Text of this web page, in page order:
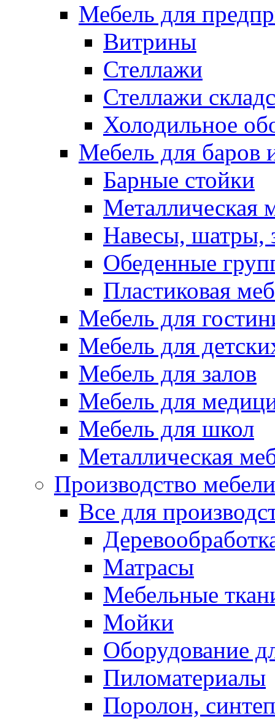
Мебель для
Витрины
Стеллажи
Стеллажи
Холодильное
Мебель для баров
Барные стойки
Металлическая
Навесы, шатры,
Обеденные
Пластиковая
Мебель для
Мебель для
Мебель для залов
Мебель для
Мебель для школ
Металлическая
Производство мебели
Все для
Матрасы
Мебельные
Мойки
Оборудование
Пиломатериалы
Поролон,